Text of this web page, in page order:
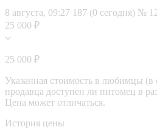
8 августа, 09:27 187 (0 сегодня) №
25 000 ₽
25 000 ₽
Указанная стоимость в любимцы
продавца доступен ли питомец в
Цена может отличаться.
История цены